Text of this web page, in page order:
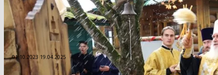
01.10.2023 19.04.2025